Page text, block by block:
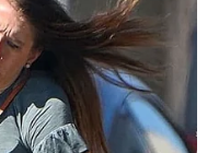
Be Together: 9 Is Just